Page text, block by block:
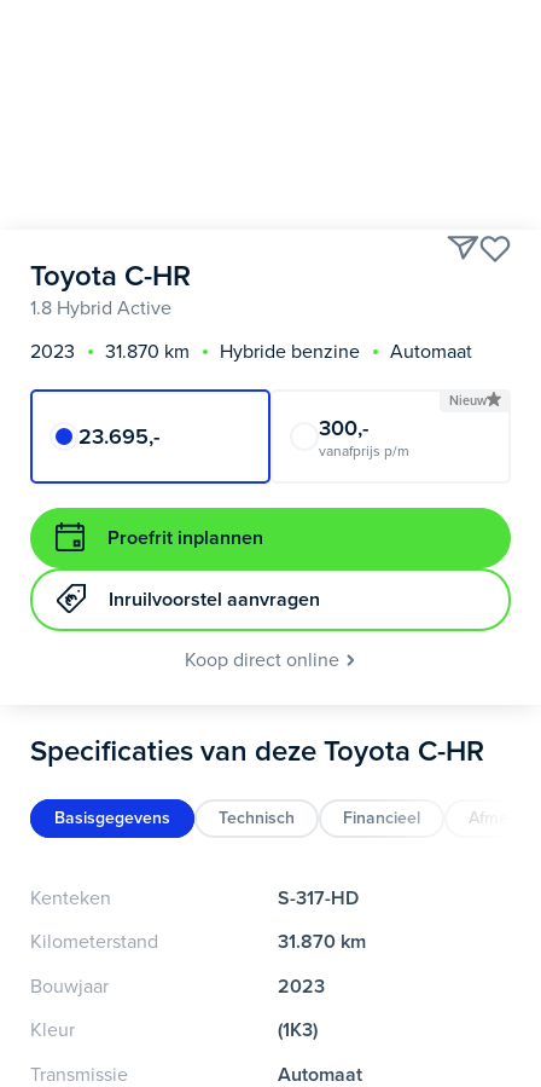
Toyota C-HR
1.8 Hybrid Active
2023
31.870 km Hybride benzine Automaat
23.695,-
Nieuw
300,-
vanafprijs p/m
Proefrit inplannen
Inruilvoorstel aanvragen
Koop direct online
Specificaties van deze Toyota C-HR
Basisgegevens Technisch Financieel
Kenteken
S-317-HD
Kilometerstand
31.870 km
Bouwjaar
2023
Kleur
(1K3)
Transmissie
Automaat